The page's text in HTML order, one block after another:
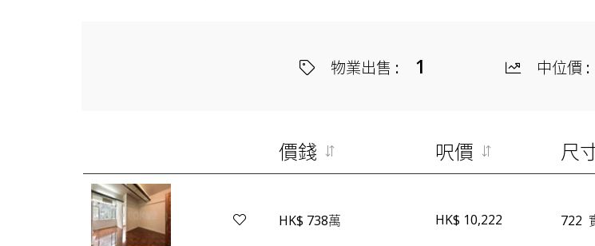
物業出售 : 1 中位價 :
價錢 呎價 尺
HK$ 738萬 HK$ 10,222 722